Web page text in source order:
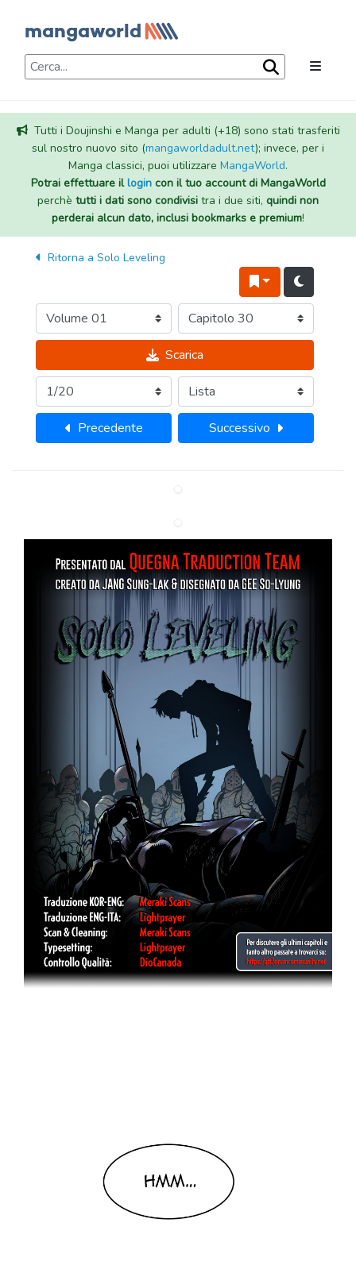
Tutti i Doujinshi e Manga per adulti (+18) sono stati trasferiti
sul nostro nuovo sito (mangaworldadult.net); invece, per i
Manga classici, puoi utilizzare MangaWorld.
Potrai effettuare illogincon il tuo account di MangaWorld
perchè tutti i dati sono condivisi tra i due siti, quindi non
perderai alcun dato, inclusi bookmarks e premium!
Ritorna a Solo Leveling
Scarica
Precedente Successivo